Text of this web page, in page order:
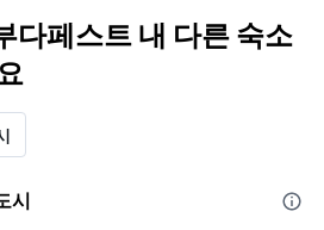
다페스트 내 다른 숙소
시